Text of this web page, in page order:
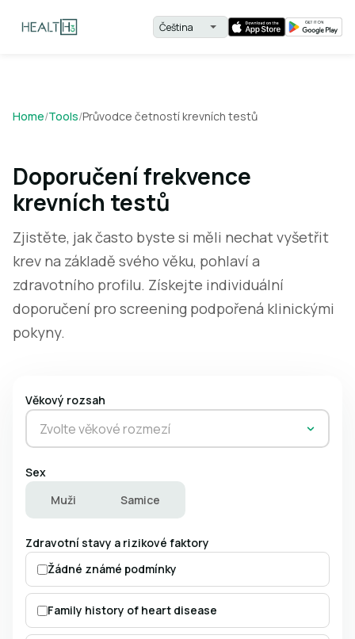
Home/Tools/Průvodce četností krevních testů
Doporučení frekvence
krevních testů
Zjistěte, jak často byste si měli nechat vyšetřit
krev na základě svého věku, pohlaví a
zdravotního profilu. Získejte individuální
doporučení pro screening podpořená klinickými
pokyny.
Věkový rozsah
Zvolte věkové rozmezí
Sex
Muži
Samice
Zdravotní stavy a rizikové faktory
Žádné známé podmínky
Family history of heart disease